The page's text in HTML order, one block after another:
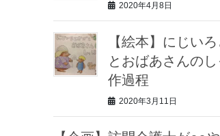
2020年4月8日
【絵本】にじい
とおばあさんのし
作過程
2020年3月11日